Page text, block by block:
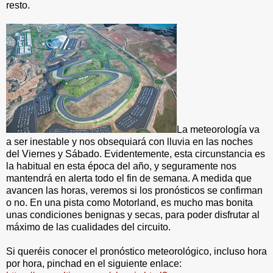
resto.
La meteorología va
a ser inestable y nos obsequiará con lluvia en las noches
del Viernes y Sábado. Evidentemente, esta circunstancia es
la habitual en esta época del año, y seguramente nos
mantendrá en alerta todo el fin de semana. A medida que
avancen las horas, veremos si los pronósticos se confirman
o no. En una pista como Motorland, es mucho mas bonita
unas condiciones benignas y secas, para poder disfrutar al
máximo de las cualidades del circuito.
Si queréis conocer el pronóstico meteorológico, incluso hora
por hora, pinchad en el siguiente enlace: